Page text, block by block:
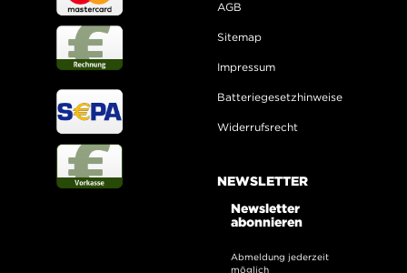
AGB
Sitemap
Impressum
Batteriegesetzhinweise
Widerrufsrecht
NEWSLETTER
Newsletter
abonnieren
Abmeldung jederzeit
möglich